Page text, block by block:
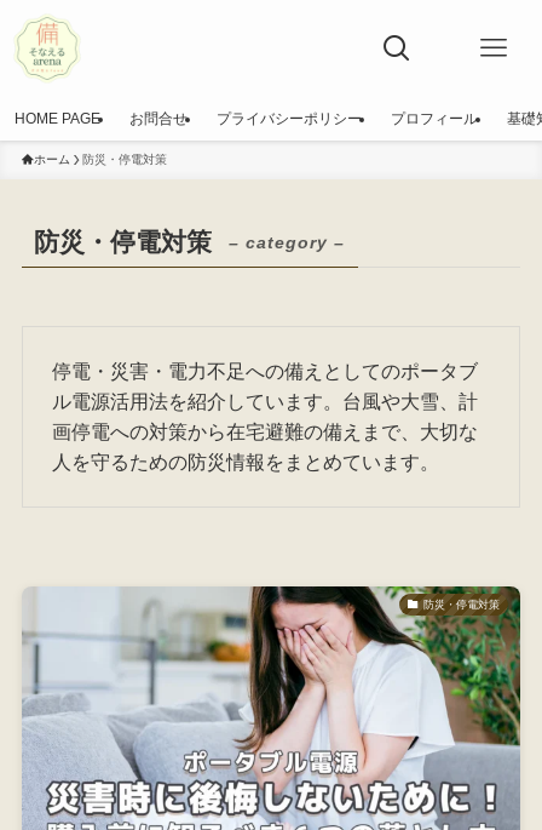
HOME PAGE お問合せ プライバシーポリシー プロフィール 基礎
ホーム 防災・停電対策
防災・停電対策 – category –
停電・災害・電力不足への備えとしてのポータブ
ル電源活用法を紹介しています。台風や大雪、計
画停電への対策から在宅避難の備えまで、大切な
人を守るための防災情報をまとめています。
防災・停電対策